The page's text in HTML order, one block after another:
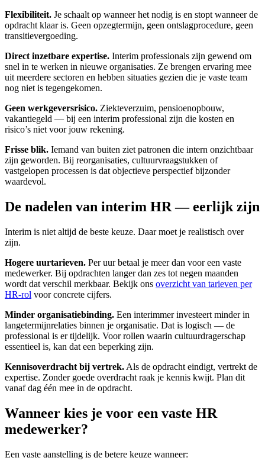
Flexibiliteit. Je schaalt op wanneer het nodig is en stopt wanneer de
opdracht klaar is. Geen opzegtermijn, geen ontslagprocedure, geen
transitievergoeding.
Direct inzetbare expertise. Interim professionals zijn gewend om
snel in te werken in nieuwe organisaties. Ze brengen ervaring mee
uit meerdere sectoren en hebben situaties gezien die je vaste team
nog niet is tegengekomen.
Geen werkgeversrisico. Ziekteverzuim, pensioenopbouw,
vakantiegeld — bij een interim professional zijn die kosten en
risico’s niet voor jouw rekening.
Frisse blik. Iemand van buiten ziet patronen die intern onzichtbaar
zijn geworden. Bij reorganisaties, cultuurvraagstukken of
vastgelopen processen is dat objectieve perspectief bijzonder
waardevol.
De nadelen van interim HR — eerlijk zijn
Interim is niet altijd de beste keuze. Daar moet je realistisch over
zijn.
Hogere uurtarieven. Per uur betaal je meer dan voor een vaste
medewerker. Bij opdrachten langer dan zes tot negen maanden
wordt dat verschil merkbaar. Bekijk ons overzicht van tarieven per
HR-rol voor concrete cijfers.
Minder organisatiebinding. Een interimmer investeert minder in
langetermijnrelaties binnen je organisatie. Dat is logisch — de
professional is er tijdelijk. Voor rollen waarin cultuurdragerschap
essentieel is, kan dat een beperking zijn.
Kennisoverdracht bij vertrek. Als de opdracht eindigt, vertrekt de
expertise. Zonder goede overdracht raak je kennis kwijt. Plan dit
vanaf dag één mee in de opdracht.
Wanneer kies je voor een vaste HR
medewerker?
Een vaste aanstelling is de betere keuze wanneer: